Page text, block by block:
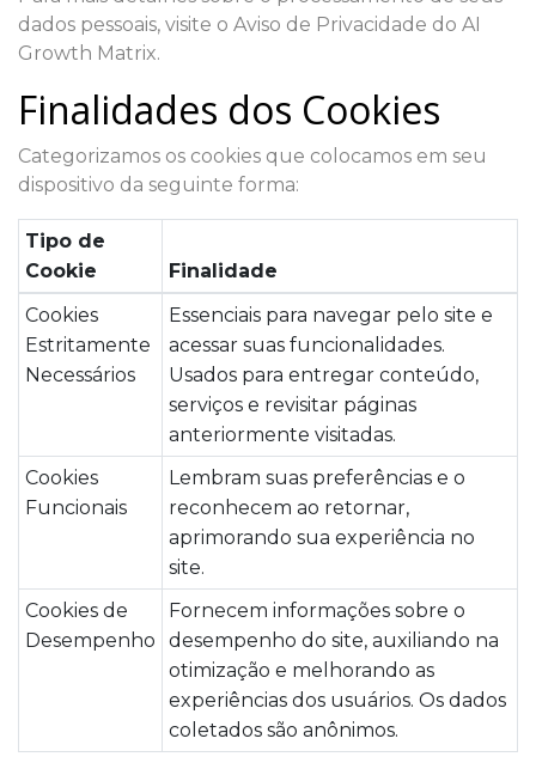
dados pessoais, visite o Aviso de Privacidade do AI
Growth Matrix.
Finalidades dos Cookies
Categorizamos os cookies que colocamos em seu
dispositivo da seguinte forma:
Tipo de
Cookie
Finalidade
Cookies
Estritamente
Necessários
Essenciais para navegar pelo site e
acessar suas funcionalidades.
Usados para entregar conteúdo,
serviços e revisitar páginas
anteriormente visitadas.
Cookies
Funcionais
Lembram suas preferências e o
reconhecem ao retornar,
aprimorando sua experiência no
site.
Cookies de
Desempenho
Fornecem informações sobre o
desempenho do site, auxiliando na
otimização e melhorando as
experiências dos usuários. Os dados
coletados são anônimos.